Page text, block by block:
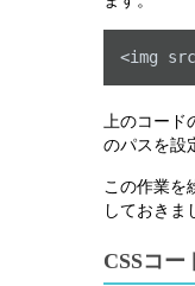
<img
上のコー
のパスを設
この作業を
しておきま
CSSコー